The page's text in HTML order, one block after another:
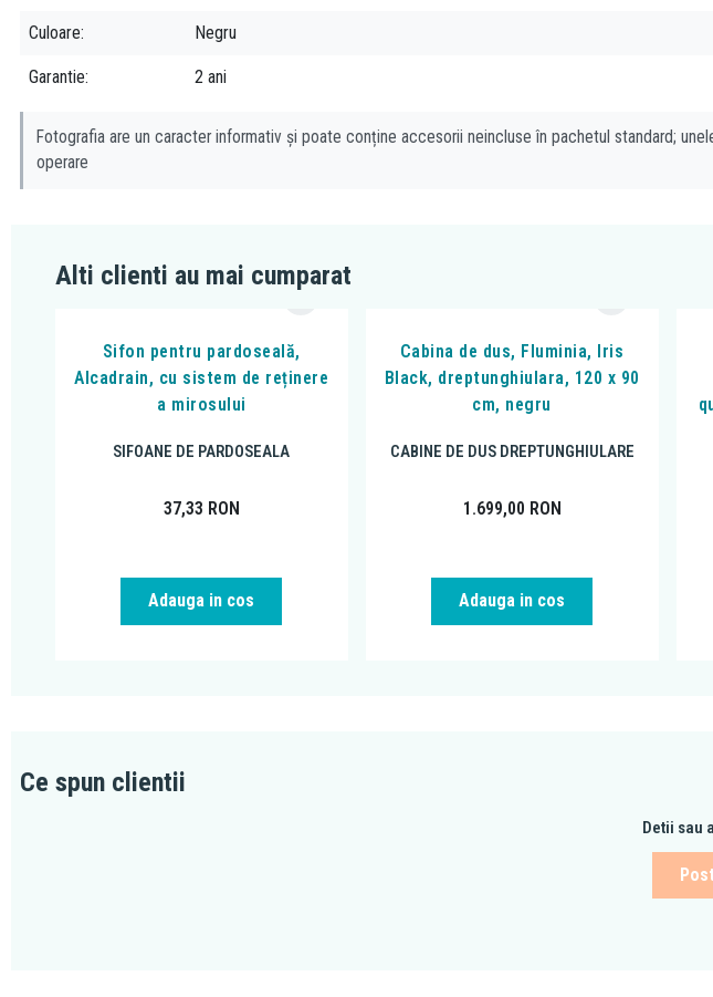
Culoare Negru
Garantie 2 ani
Fotografia are un caracter informativ și poate conține accesorii neincluse în pachetul standard;
operare
Alti clienti au mai cumparat
Sifon pentru pardoseală,
Alcadrain, cu sistem de reținere
a mirosului
SIFOANE DE PARDOSEALA
37,33 RON
Adauga in cos
Cabina de dus, Fluminia, Iris
Black, dreptunghiulara, 120 x 90
cm, negru
CABINE DE DUS DREPTUNGHIULARE
1.699,00 RON
Adauga in cos
Ce spun clientii
Detii sau